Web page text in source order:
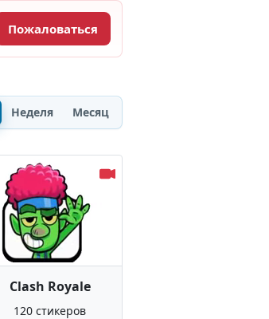
Пожаловаться
Неделя Месяц
Clash Royale
120 стикеров